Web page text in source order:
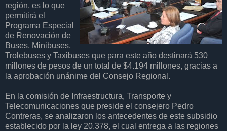
región, es lo que
permitirá el
Programa Especial
de Renovación de
Buses, Minibuses,
Trolebuses y Taxibuses que para este año destinará 530
millones de pesos de un total de $4.194 millones, gracias a
la aprobación unánime del Consejo Regional.
En la comisión de Infraestructura, Transporte y
Telecomunicaciones que preside el consejero Pedro
Contreras, se analizaron los antecedentes de este subsidio
establecido por la ley 20.378, el cual entrega a las regiones